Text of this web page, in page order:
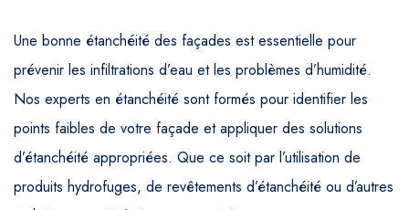
Une bonne étanchéité des façades est essentielle pour
prévenir les infiltrations d’eau et les problèmes d’humidité.
Nos experts en étanchéité sont formés pour identifier les
points faibles de votre façade et appliquer des solutions
d’étanchéité appropriées. Que ce soit par l’utilisation de
produits hydrofuges, de revêtements d’étanchéité ou d’autres